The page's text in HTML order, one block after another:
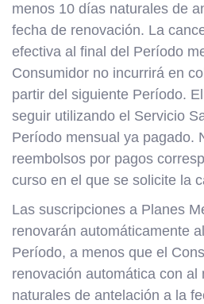
menos 10 días naturales de
fecha de renovación. La
efectiva al final del Período
Consumidor no incurrirá en
partir del siguiente Período.
seguir utilizando el Servicio
Período mensual ya pagado.
reembolsos por pagos
curso en el que se solicite la
Las suscripciones a Planes
renovarán automáticamente
Período, a menos que el
renovación automática con al
naturales de antelación a la